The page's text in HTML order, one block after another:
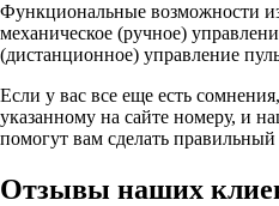
Функциональные возможности
механическое (ручное)
(дистанционное) управление
Если у вас все еще есть
указанному на сайте номеру, и
помогут вам сделать
Отзывы наших